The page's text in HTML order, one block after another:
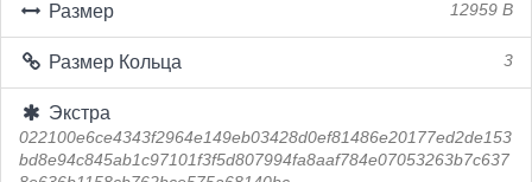
Размер 12959 B
Размер Кольца 3
Экстра
022100e6ce4343f2964e149eb03428d0ef81486e20177ed2de153
bd8e94c845ab1c97101f3f5d807994fa8aaf784e07053263b7c637